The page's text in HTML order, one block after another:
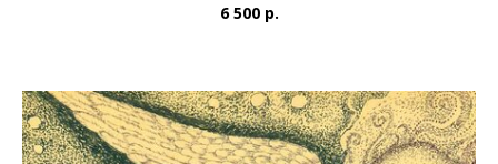
6 500 р.